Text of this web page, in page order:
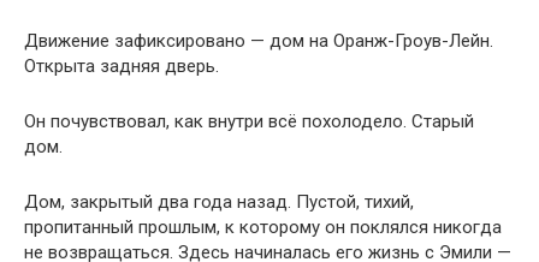
Движение зафиксировано — дом на Оранж-Гроув-Лейн.
Открыта задняя дверь.
Он почувствовал, как внутри всё похолодело. Старый
дом.
Дом, закрытый два года назад. Пустой, тихий,
пропитанный прошлым, к которому он поклялся никогда
не возвращаться. Здесь начиналась его жизнь с Эмили —